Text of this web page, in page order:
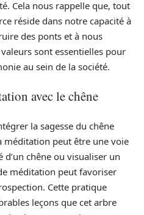
Cela nous rappelle que, tout
réside dans notre capacité à
des ponts et à nous
sont essentielles pour
au sein de la société.
avec le chêne
la sagesse du chêne
méditation peut être une voie
chêne ou visualiser un
méditation peut favoriser
Cette pratique
leçons que cet arbre